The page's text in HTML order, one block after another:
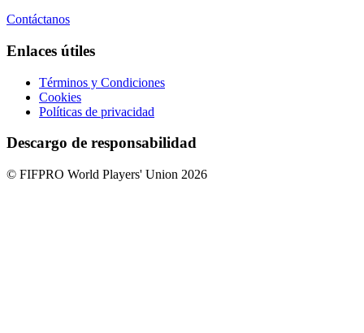
Contáctanos
Enlaces útiles
Términos y Condiciones
Cookies
Políticas de privacidad
Descargo de responsabilidad
© FIFPRO World Players' Union 2026